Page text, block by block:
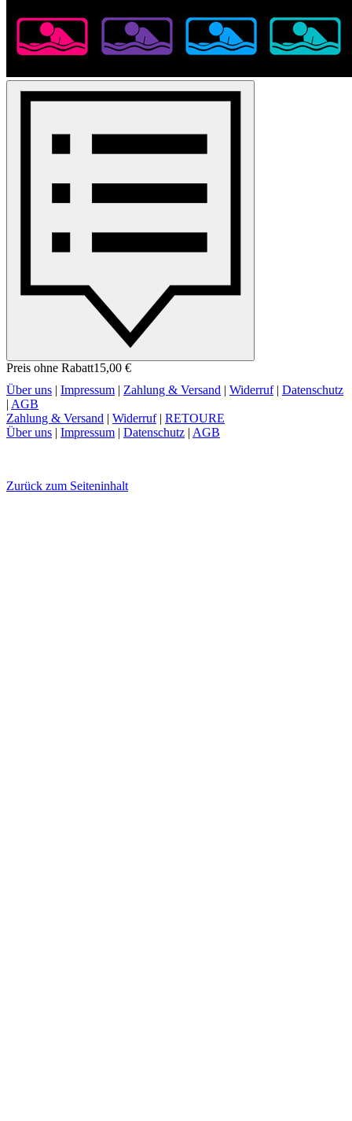
Preis ohne Rabatt15,00 €
Über uns | Impressum | Zahlung & Versand | Widerruf| Datenschutz
| AGB
Zahlung & Versand | Widerruf | RETOURE
Über uns | Impressum | Datenschutz | AGB
Zurück zum Seiteninhalt